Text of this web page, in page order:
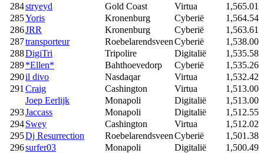
284stryeyd Gold Coast Virtua
1,565.01
285Yoris Kronenburg Cyberië
1,564.54
286JRR Kronenburg Cyberië
1,563.61
287transporteur RoebelarendsveenCyberië
1,538.00
288DigiTri Tripolire Digitalië
1,535.58
289*Ellen* Bahthoevedorp Cyberië
1,535.26
290il divo Nasdaqar Virtua
1,532.42
291 Craig Cashington Virtua
1,513.00
Joep Eerlijk
Monapoli Digitalië
1,513.00
293Jaccass Monapoli Digitalië
1,512.55
294Swey Cashington Virtua
1,512.02
295Dj Resurrection RoebelarendsveenCyberië
1,501.38
296surfer03 Monapoli Digitalië
1,500.49